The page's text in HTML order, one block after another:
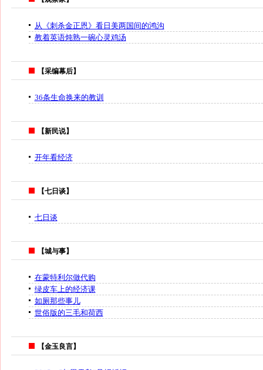
从《刺杀金正恩》看日美两国间的鸿沟
教着英语炖熟一碗心灵鸡汤
【采编幕后】
36条生命换来的教训
【新民说】
开年看经济
【七日谈】
七日谈
【城与事】
在蒙特利尔做代购
绿皮车上的经济课
如厕那些事儿
世俗版的三毛和荷西
【金玉良言】